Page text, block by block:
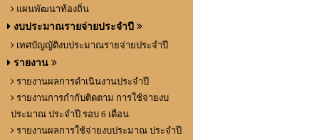
แผนพัฒนาท้องถิ่น
งบประมาณรายจ่ายประจำปี
เทศบัญญัติงบประมาณรายจ่ายประจำปี
รายงาน
รายงานผลการดำเนินงานประจำปี
รายงานการกำกับติดตาม การใช้จ่ายงบ
ประมาณ ประจำปี รอบ 6 เดือน
รายงานผลการใช้จ่ายงบประมาณ ประจำปี